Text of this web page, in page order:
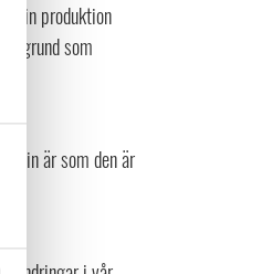
sin produktion
som
är som den är